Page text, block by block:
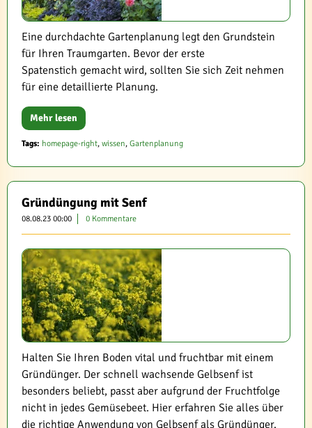
Eine durchdachte Gartenplanung legt den Grundstein
für Ihren Traumgarten. Bevor der erste
Spatenstich gemacht wird, sollten Sie sich Zeit nehmen
für eine detaillierte Planung.
Mehr lesen
Tags: homepage-right, wissen, Gartenplanung
Gründüngung mit Senf
08.08.23 00:00 0 Kommentare
Halten Sie Ihren Boden vital und fruchtbar mit einem
Gründünger. Der schnell wachsende Gelbsenf ist
besonders beliebt, passt aber aufgrund der Fruchtfolge
nicht in jedes Gemüsebeet. Hier erfahren Sie alles über
die richtige Anwendung von Gelbsenf als Gründünger.